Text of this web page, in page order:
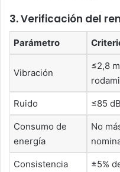
3. Verificación del
Parámetro
Vibración
≤2,8
Ruido ≤85
Consumo de
energía
No
Consistencia
±5%